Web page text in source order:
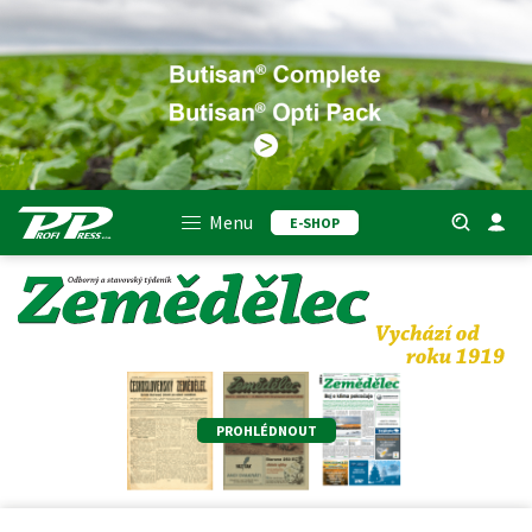
Menu E-SHOP
PROHLÉDNOUT